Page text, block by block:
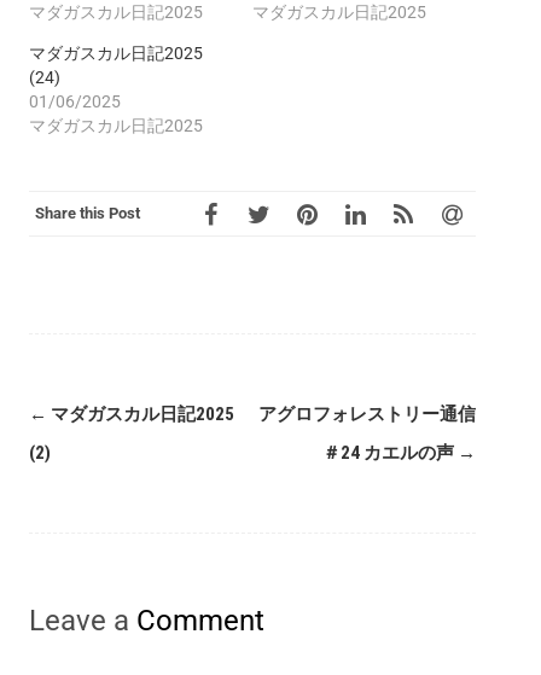
マダガスカル日記2025
マダガスカル日記2025
マダガスカル日記2025
(24)
01/06/2025
マダガスカル日記2025
Share this Post
Post
navigation
← マダガスカル日記2025
(2)
アグロフォレストリー通信
＃24 カエルの声 →
Leave a Comment